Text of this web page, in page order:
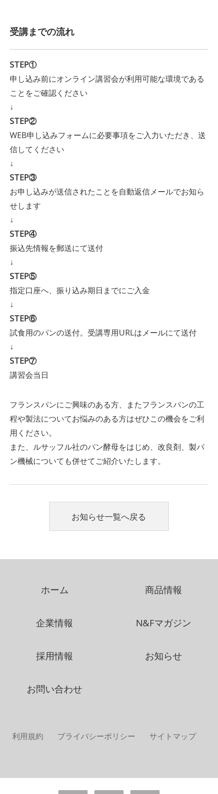
受講までの流れ
STEP①
申し込み前にオンライン講習会が利用可能な環境である
ことをご確認ください
↓
STEP②
WEB申し込みフォームに必要事項をご入力いただき、送
信してください
↓
STEP③
お申し込みが送信されたことを自動返信メールでお知ら
せします
↓
STEP④
振込先情報を郵送にて送付
↓
STEP⑤
指定口座へ、振り込み期日までにご入金
↓
STEP⑥
試食用のパンの送付。受講専用URLはメールにて送付
↓
STEP⑦
講習会当日
フランスパンにご興味のある方、またフランスパンの工
程や製法についてお悩みのある方はぜひこの機会をご利
用ください。
また、ルサッフル社のパン酵母をはじめ、改良剤、製パ
ン機械についても併せてご紹介いたします。
お知らせ一覧へ戻る
ホーム 商品情報
企業情報 N&Fマガジン
採用情報 お知らせ
お問い合わせ
利用規約 プライバシーポリシー サイトマップ